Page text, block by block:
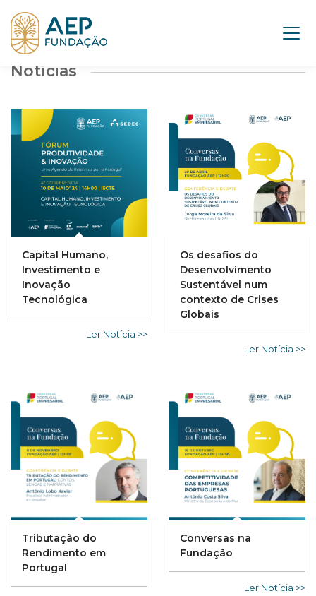
Notícias
Capital Humano,
Investimento e
Inovação
Tecnológica
Ler Notícia >>
Os desafios do
Desenvolvimento
Sustentável num
contexto de Crises
Globais
Ler Notícia >>
Tributação do
Rendimento em
Portugal
Conversas na
Fundação
Ler Notícia >>